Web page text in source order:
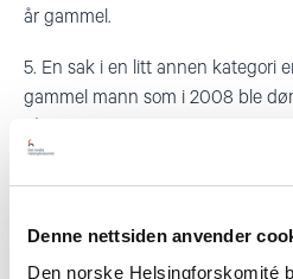
Denne nettsiden anvender
Den norske Helsingforskomité
år gammel.
5. En sak i en litt annen kategori
gammel mann som i 2008 ble
og flere andre som ble dømt i
tidligere tidspunkt i saken kalt
svært syk og har gjennomgått en